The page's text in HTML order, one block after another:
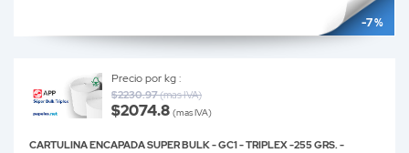
-7 %
Precio por kg :
$2230.97(mas IVA)
$2074.8 (mas IVA)
CARTULINA ENCAPADA SUPER BULK - GC1 - TRIPLEX -255 GRS. -